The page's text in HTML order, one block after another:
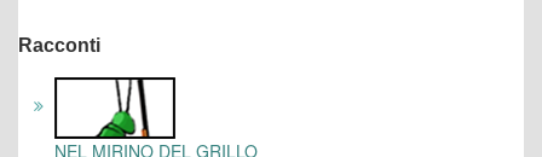
Racconti
NEL MIRINO DEL GRILLO